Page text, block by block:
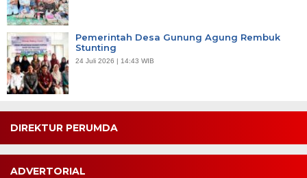
Pemerintah Desa Gunung Agung Rembuk
Stunting
24 Juli 2026 | 14:43 WIB
DIREKTUR PERUMDA
ADVERTORIAL